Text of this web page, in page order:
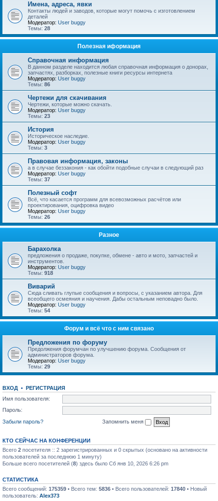
Имена, адреса, явки
Контакты людей и заводов, которые могут помочь с изготовлением
деталей
Модератор: User buggy
Темы: 28
Полезная иформация
Справочная информация
В данном разделе находится любая справочная информация о донорах,
запчастях, разборках, полезные книги ресурсы интернета
Модератор: User buggy
Темы: 86
Чертежи для скачивания
Чертежи, которые можно скачать.
Модератор: User buggy
Темы: 23
История
Историческое наследие.
Модератор: User buggy
Темы: 3
Правовая информация, законы
а в случае беззакония - как обойти подобные случаи в следующий раз
Модератор: User buggy
Темы: 37
Полезный софт
Всё, что касается программ для всевозможных расчётов или
проектирования, оцифровка видео
Модератор: User buggy
Темы: 26
Разное
Барахолка
предложения о продаже, покупке, обмене - авто и мото, запчастей и
инструментов.
Модератор: User buggy
Темы: 918
Виварий
Сюда сливать глупые сообщения и вопросы, с указанием автора. Для
всеобщего осмеяния и научения. Дабы остальным неповадно было.
Модератор: User buggy
Темы: 54
Форум и всё что с ним связано
Предложения по форуму
Предолжения форумчан по улучшению форума. Сообщения от
администраторов форума.
Модератор: User buggy
Темы: 29
ВХОД • РЕГИСТРАЦИЯ
Имя пользователя:
Пароль:
Забыли пароль?
Запомнить меня
КТО СЕЙЧАС НА КОНФЕРЕНЦИИ
Всего 2 посетителя :: 2 зарегистрированных и 0 скрытых (основано на активности
пользователей за последнюю 1 минуту)
Больше всего посетителей (8) здесь было Сб янв 10, 2026 6:26 pm
СТАТИСТИКА
Всего сообщений: 175359 • Всего тем: 5836 • Всего пользователей: 17840 • Новый
пользователь: Alex373